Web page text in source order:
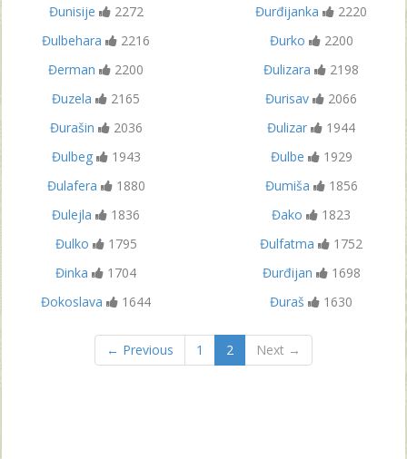
Đunisije
2272 Đurđijanka
2220
Đulbehara
2216 Đurko
2200
Đerman
2200 Đulizara
2198
Đuzela
2165 Đurisav
2066
Đurašin
2036 Đulizar
1944
Đulbeg
1943 Đulbe
1929
Đulafera
1880 Đumiša
1856
Đulejla
1836 Đako
1823
Đulko
1795 Đulfatma
1752
Đinka
1704 Đurđijan
1698
Đokoslava
1644 Đuraš 1630
← Previous 1 2 Next →